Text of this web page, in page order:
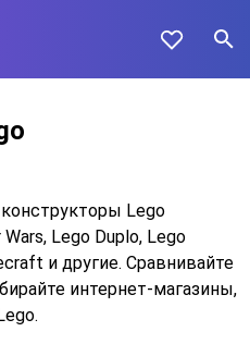
Lego
Lego Duplo, Lego
и другие. Сравнивайте
интернет-магазины,